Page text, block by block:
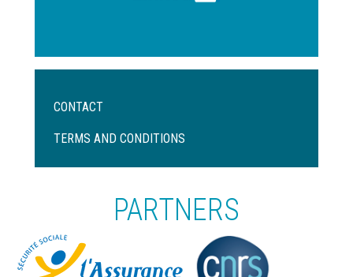
Menu
de
CONTACT
TERMS AND CONDITIONS
PARTNERS